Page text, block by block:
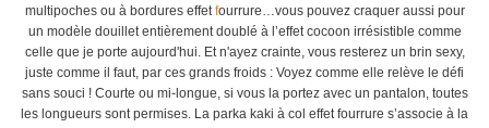
multipoches ou à bordures effetfourrure…vous pouvez craquer aussi pour
un modèle douillet entièrement doublé à l’effet cocoon irrésistible comme
celle que je porte aujourd'hui. Et n'ayez crainte, vous resterez un brin sexy,
juste comme il faut, par ces grands froids : Voyez comme elle relève le défi
sans souci ! Courte ou mi-longue, si vous la portez avec un pantalon, toutes
les longueurs sont permises. La parka kaki à col effet fourrure s’associe à la